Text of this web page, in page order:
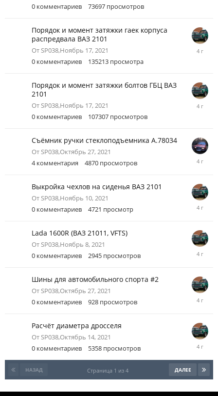
0 комментариев 73697 просмотров
Порядок и момент затяжки гаек корпуса
распредвала ВАЗ 2101
ОтSP038,Ноябрь 17, 2021
0 комментариев 135213 просмотра
Ноябрь
Порядок и момент затяжки болтов ГБЦ ВАЗ
2101
ОтSP038,Ноябрь 17, 2021
0 комментариев 107307 просмотров
Ноябрь
Съёмник ручки стеклоподъемника А.78034
ОтSP038,Октябрь 27, 2021
4 комментария 4870 просмотров
Ноябрь
Выкройка чехлов на сиденья ВАЗ 2101
ОтSP038,Ноябрь 10, 2021
0 комментариев 4721 просмотр
Ноябрь
Lada 1600R (ВАЗ 21011, VFTS)
ОтSP038,Ноябрь 8, 2021
0 комментариев 2945 просмотров
Ноябрь
Шины для автомобильного спорта #2
ОтSP038,Октябрь 27, 2021
0 комментариев 928 просмотров
Октябрь
Расчёт диаметра дросселя
ОтSP038,Октябрь 14, 2021
0 комментариев 5358 просмотров
Октябрь
2021
НАЗАД ДАЛЕЕ
Страница 1 из 4